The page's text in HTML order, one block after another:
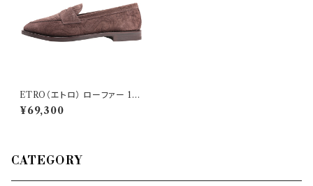
ETRO（エトロ） ローファー 112
77 28638
¥69,300
CATEGORY